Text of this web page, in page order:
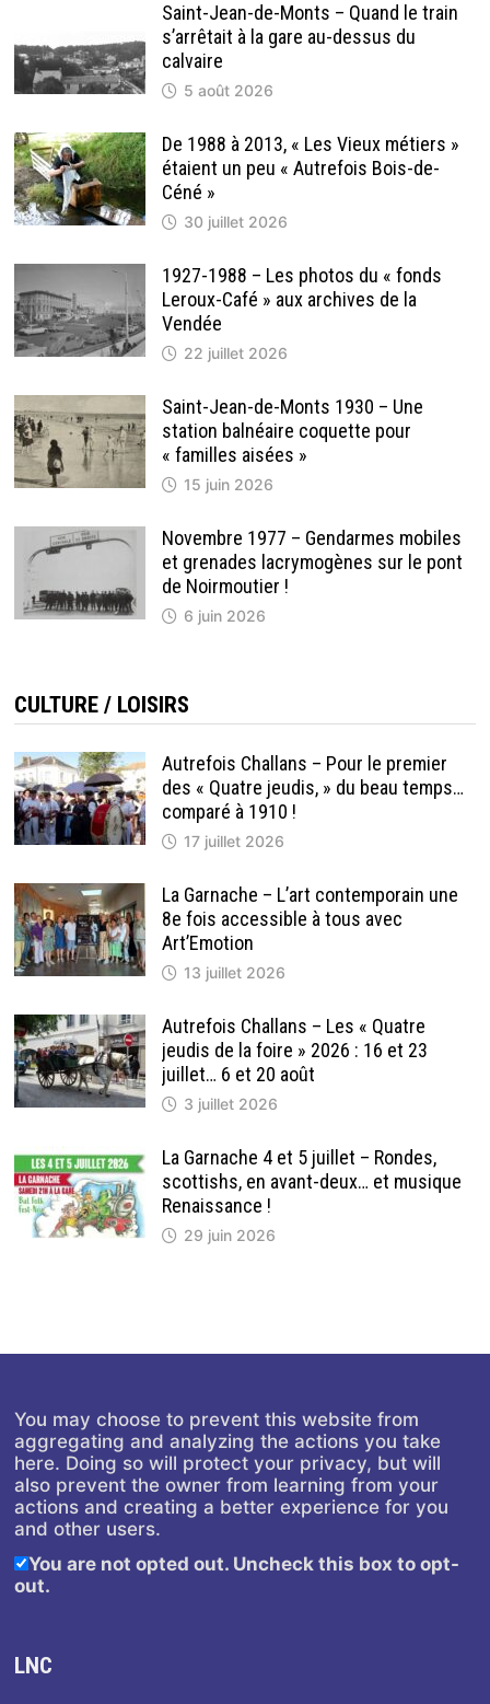
Saint-Jean-de-Monts – Quand le train
s’arrêtait à la gare au-dessus du
calvaire
5 août 2026
De 1988 à 2013, « Les Vieux métiers »
étaient un peu « Autrefois Bois-de-
Céné »
30 juillet 2026
1927-1988 – Les photos du « fonds
Leroux-Café » aux archives de la
Vendée
22 juillet 2026
Saint-Jean-de-Monts 1930 – Une
station balnéaire coquette pour
« familles aisées »
15 juin 2026
Novembre 1977 – Gendarmes mobiles
et grenades lacrymogènes sur le pont
de Noirmoutier !
6 juin 2026
CULTURE / LOISIRS
Autrefois Challans – Pour le premier
des « Quatre jeudis, » du beau temps…
comparé à 1910 !
17 juillet 2026
La Garnache – L’art contemporain une
8e fois accessible à tous avec
Art’Emotion
13 juillet 2026
Autrefois Challans – Les « Quatre
jeudis de la foire » 2026 : 16 et 23
juillet… 6 et 20 août
3 juillet 2026
La Garnache 4 et 5 juillet – Rondes,
scottishs, en avant-deux… et musique
Renaissance !
29 juin 2026
You may choose to prevent this website from
aggregating and analyzing the actions you take
here. Doing so will protect your privacy, but will
also prevent the owner from learning from your
actions and creating a better experience for you
and other users.
You are not opted out. Uncheck this box to opt-
out.
LNC